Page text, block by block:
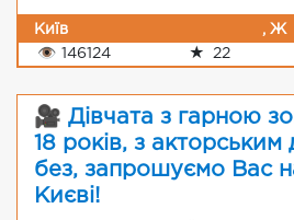
Київ
, Ж
👁 146124 ★ 22
🎥 Дівчата з гарною
18 років, з акторським
без, запрошуємо Вас
Києві!